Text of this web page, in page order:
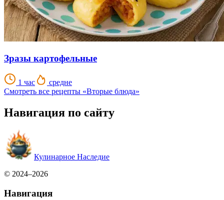
Зразы картофельные
1 час
средне
Смотреть все рецепты «Вторые блюда»
Навигация по сайту
Кулинарное Наследие
© 2024–2026
Навигация